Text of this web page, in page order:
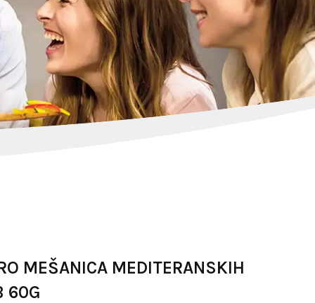
MEŠANICA MEDITERANSKIH
60G